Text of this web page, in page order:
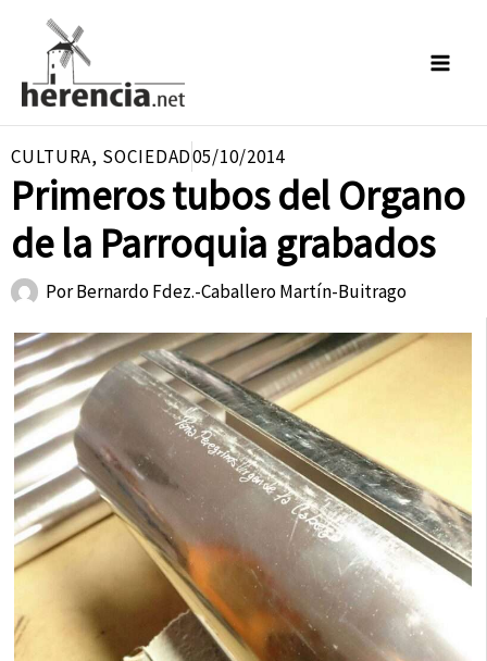
contenido
CULTURA, SOCIEDAD05/10/2014
Primeros tubos del Organo
de la Parroquia grabados
PorBernardo Fdez.-Caballero Martín-Buitrago